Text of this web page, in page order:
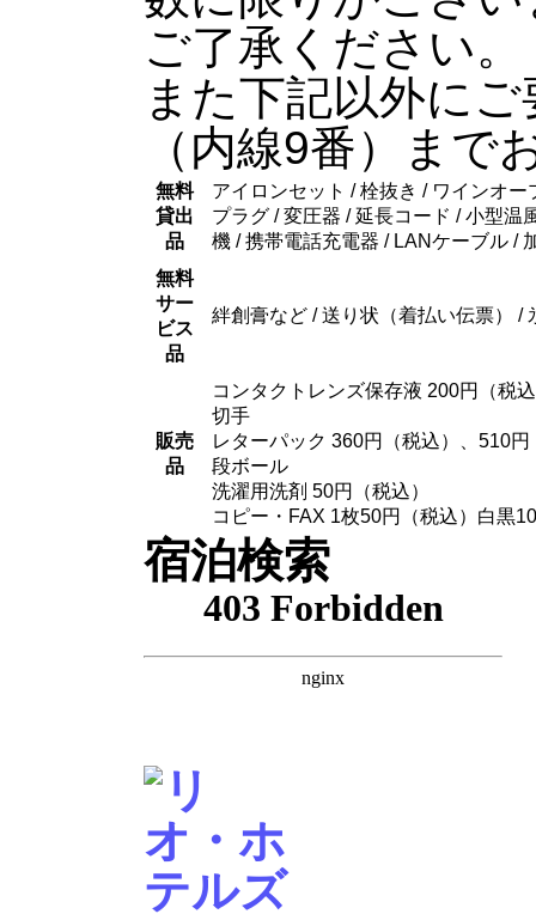
ご了承ください
また下記以外に
（内線9番）まで
無料
貸出
品
アイロンセット / 栓抜き / ワインオ
プラグ / 変圧器 / 延長コード /小型温
機 / 携帯電話充電器 / LANケーブル /
無料
サー
ビス
品
絆創膏など / 送り状（着払い伝票） /
販売
品
コンタクトレンズ保存液 200円（税
切手
レターパック 360円（税込）、510円
段ボール
洗濯用洗剤 50円（税込）
コピー・FAX 1枚50円（税込）白黒
宿泊検索